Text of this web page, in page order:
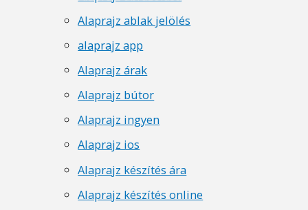
Alaprajz ablak jelölés
alaprajz app
Alaprajz árak
Alaprajz bútor
Alaprajz ingyen
Alaprajz ios
Alaprajz készítés ára
Alaprajz készítés online